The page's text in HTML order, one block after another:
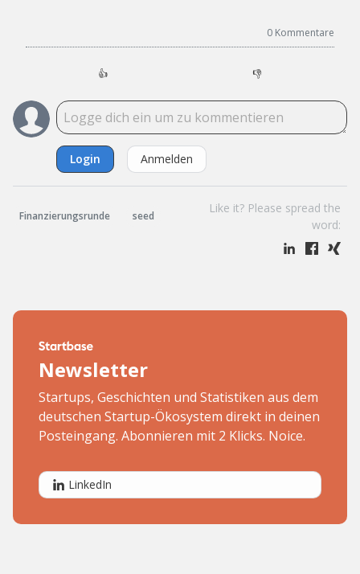
0 Kommentare
👍 👎
Login Anmelden
Finanzierungsrunde seed
Like it? Please spread the
word:
Newsletter
Startups, Geschichten und Statistiken aus dem
deutschen Startup-Ökosystem direkt in deinen
Posteingang. Abonnieren mit 2 Klicks. Noice.
LinkedIn